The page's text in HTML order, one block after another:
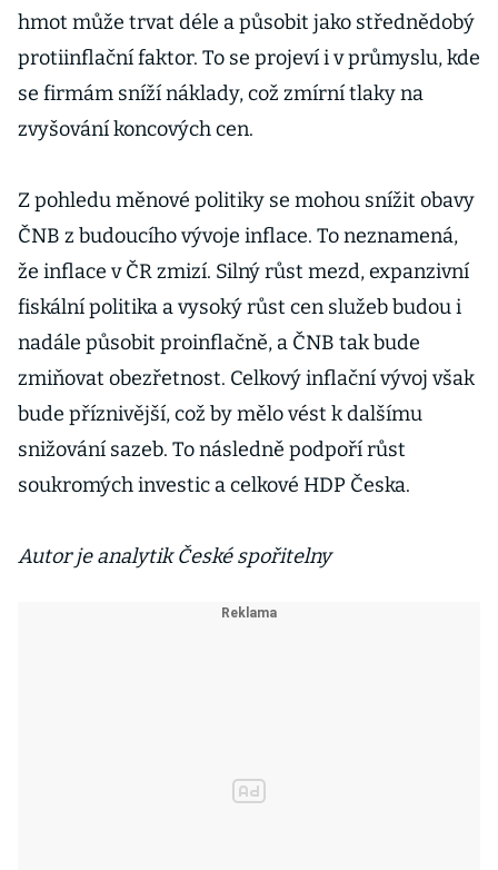
hmot může trvat déle a působit jako střednědobý
protiinflační faktor. To se projeví i v průmyslu, kde
se firmám sníží náklady, což zmírní tlaky na
zvyšování koncových cen.
Z pohledu měnové politiky se mohou snížit obavy
ČNB z budoucího vývoje inflace. To neznamená,
že inflace v ČR zmizí. Silný růst mezd, expanzivní
fiskální politika a vysoký růst cen služeb budou i
nadále působit proinflačně, a ČNB tak bude
zmiňovat obezřetnost. Celkový inflační vývoj však
bude příznivější, což by mělo vést k dalšímu
snižování sazeb. To následně podpoří růst
soukromých investic a celkové HDP Česka.
Autor je analytik České spořitelny